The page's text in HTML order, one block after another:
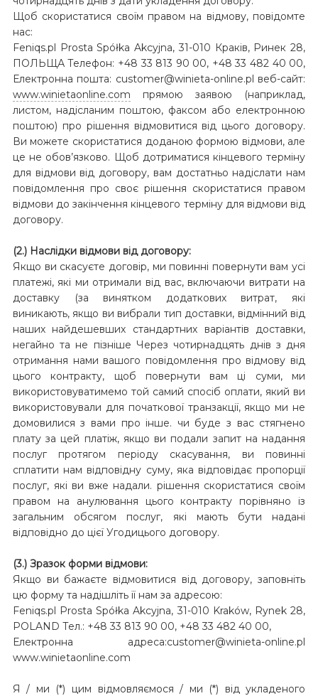
Щоб скористатися своїм правом на відмову, повідомте
нас:
Feniqs.pl Prosta Spółka Akcyjna, 31-010 Краків, Ринек 28,
ПОЛЬЩА Телефон: +48 33 813 90 00, +48 33 482 40 00,
Електронна пошта: customer@winieta-online.pl веб-сайт:
www.winietaonline.com прямою заявою (наприклад,
листом, надісланим поштою, факсом або електронною
поштою) про рішення відмовитися від цього договору.
Ви можете скористатися доданою формою відмови, але
це не обов’язково. Щоб дотриматися кінцевого терміну
для відмови від договору, вам достатньо надіслати нам
повідомлення про своє рішення скористатися правом
відмови до закінчення кінцевого терміну для відмови від
договору.
(2.) Наслідки відмови від договору:
Якщо ви скасуєте договір, ми повинні повернути вам усі
платежі, які ми отримали від вас, включаючи витрати на
доставку (за винятком додаткових витрат, які
виникають, якщо ви вибрали тип доставки, відмінний від
наших найдешевших стандартних варіантів доставки,
негайно та не пізніше Через чотирнадцять днів з дня
отримання нами вашого повідомлення про відмову від
цього контракту, щоб повернути вам ці суми, ми
використовуватимемо той самий спосіб оплати, який ви
використовували для початкової транзакції, якщо ми не
домовилися з вами про інше. чи буде з вас стягнено
плату за цей платіж, якщо ви подали запит на надання
послуг протягом періоду скасування, ви повинні
сплатити нам відповідну суму, яка відповідає пропорції
послуг, які ви вже надали. рішення скористатися своїм
правом на анулювання цього контракту порівняно із
загальним обсягом послуг, які мають бути надані
відповідно до цієї Угодицього договору.
(3.) Зразок форми відмови:
Якщо ви бажаєте відмовитися від договору, заповніть
цю форму та надішліть її нам за адресою:
Feniqs.pl Prosta Spółka Akcyjna, 31-010 Kraków, Rynek 28,
POLAND Тел.: +48 33 813 90 00, +48 33 482 40 00,
Електронна адреса:customer@winieta-online.pl
www.winietaonline.com
Я / ми (*) цим відмовляємося / ми (*) від укладеного